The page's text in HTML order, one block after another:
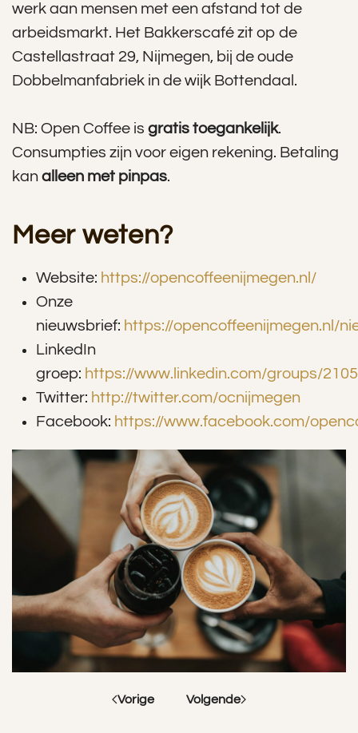
werk aan mensen met een afstand tot de
arbeidsmarkt. Het Bakkerscafé zit op de
Castellastraat 29, Nijmegen, bij de oude
Dobbelmanfabriek in de wijk Bottendaal.
NB: Open Coffee is gratis toegankelijk.
Consumpties zijn voor eigen rekening. Betaling
kan alleen met pinpas.
Meer weten?
Website: https://opencoffeenijmegen.nl/
Onze
nieuwsbrief: https://opencoffeenijmegen.nl/
LinkedIn
groep: https://www.linkedin.com/groups/
Twitter: http://twitter.com/ocnijmegen
Facebook: https://www.facebook.com/
Vorige Volgende